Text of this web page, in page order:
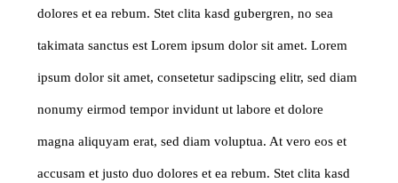
dolores et ea rebum. Stet clita kasd gubergren, no sea
takimata sanctus est Lorem ipsum dolor sit amet. Lorem
ipsum dolor sit amet, consetetur sadipscing elitr, sed diam
nonumy eirmod tempor invidunt ut labore et dolore
magna aliquyam erat, sed diam voluptua. At vero eos et
accusam et justo duo dolores et ea rebum. Stet clita kasd